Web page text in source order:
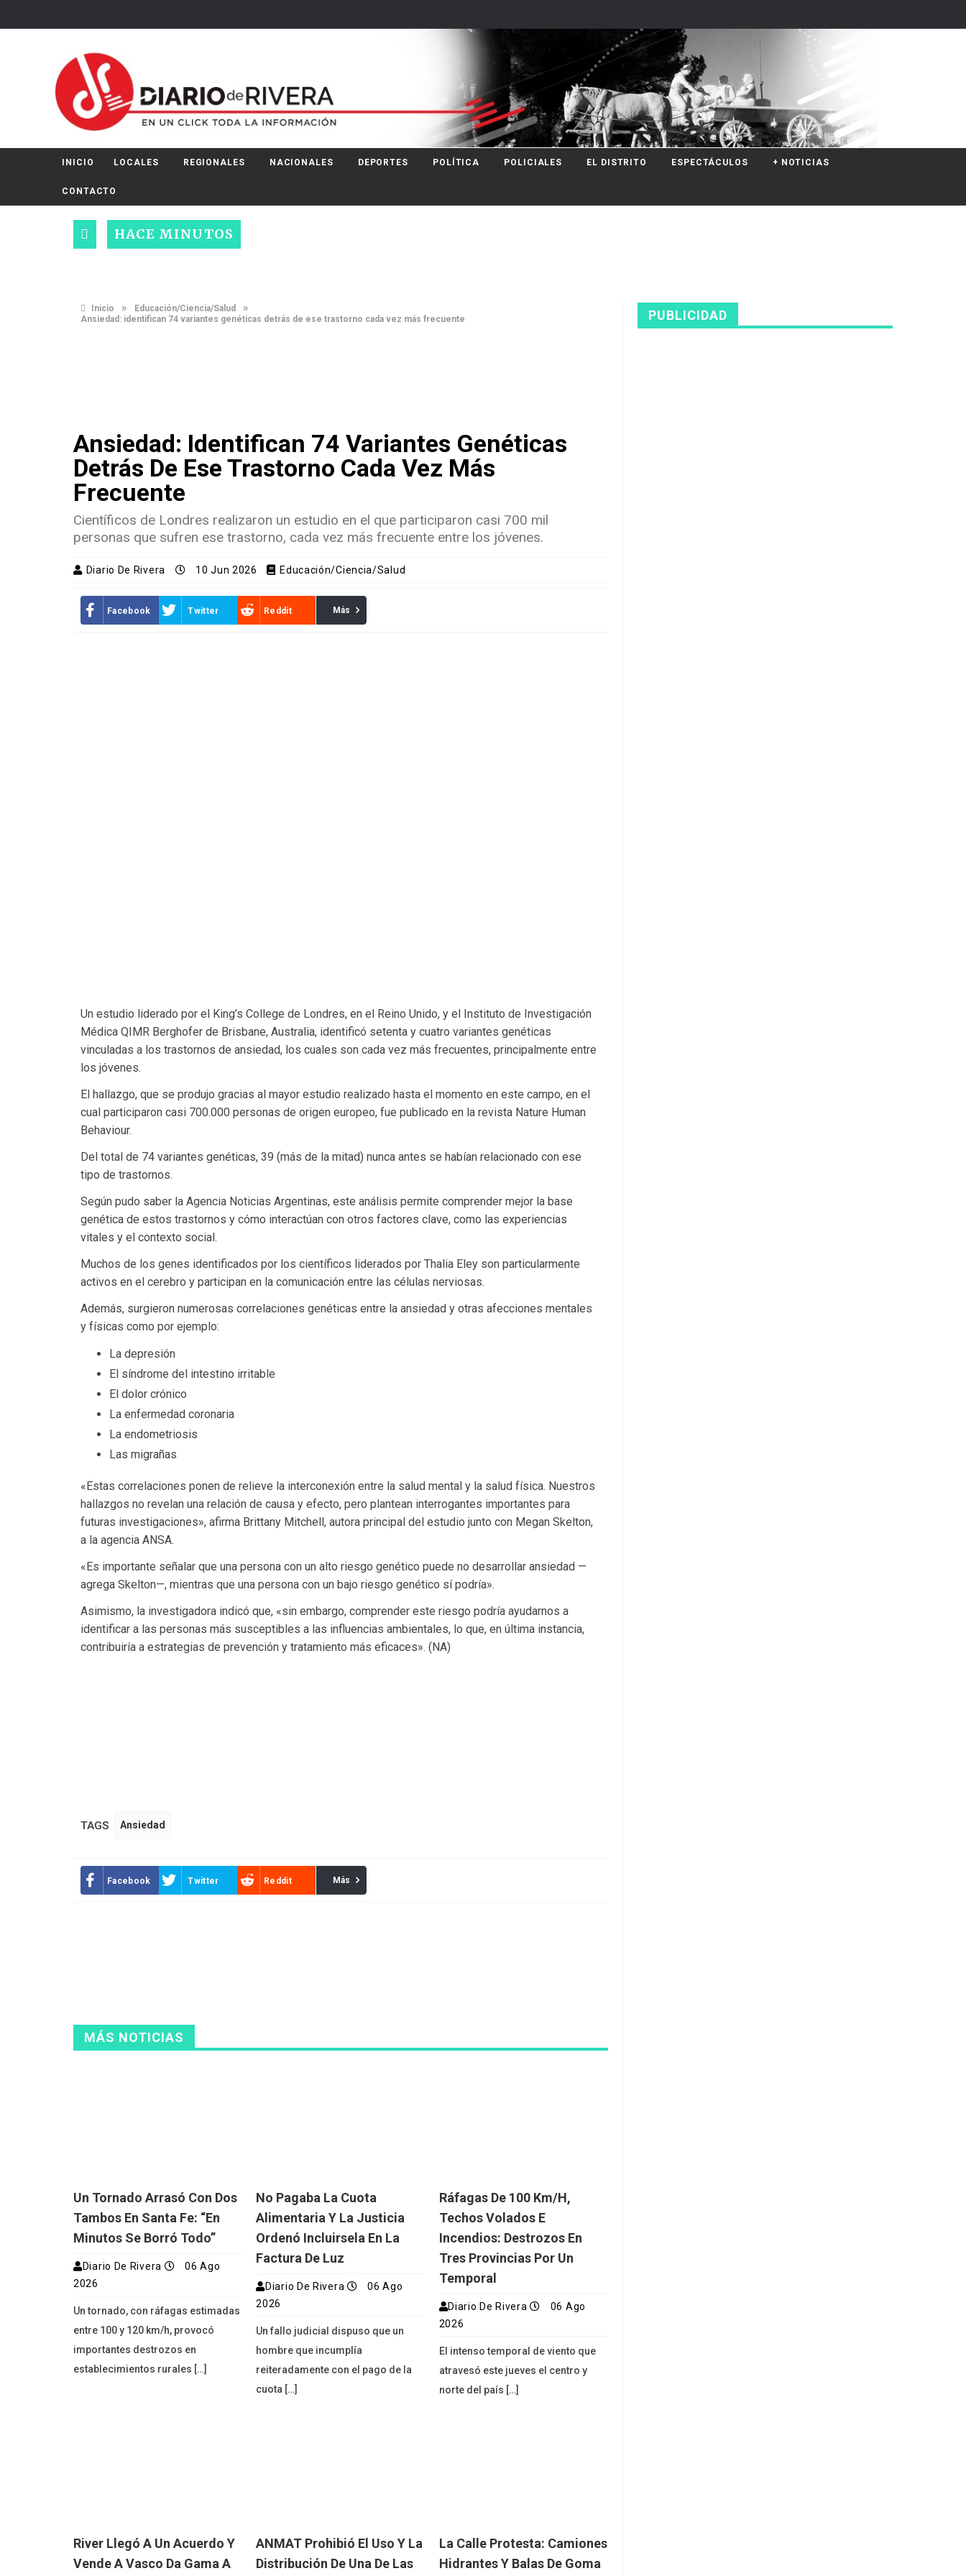
INICIO LOCALES REGIONALES NACIONALES DEPORTES POLÍTICA POLICIALES EL DISTRITO ESPECTÁCULOS + NOTICIAS
CONTACTO
HACE MINUTOS
Inicio » Educación/Ciencia/Salud »
Ansiedad: identifican 74 variantes genéticas detrás de ese trastorno cada vez más frecuente
Ansiedad: Identifican 74 Variantes Genéticas
Detrás De Ese Trastorno Cada Vez Más
Frecuente
Científicos de Londres realizaron un estudio en el que participaron casi 700 mil
personas que sufren ese trastorno, cada vez más frecuente entre los jóvenes.
Diario De Rivera 10 Jun 2026 Educación/Ciencia/Salud
Facebook Twitter Reddit Más
Un estudio liderado por el King’s College de Londres, en el Reino Unido, y el Instituto de Investigación
Médica QIMR Berghofer de Brisbane, Australia, identificó setenta y cuatro variantes genéticas
vinculadas a los trastornos de ansiedad, los cuales son cada vez más frecuentes, principalmente entre
los jóvenes.
El hallazgo, que se produjo gracias al mayor estudio realizado hasta el momento en este campo, en el
cual participaron casi 700.000 personas de origen europeo, fue publicado en la revista Nature Human
Behaviour.
Del total de 74 variantes genéticas, 39 (más de la mitad) nunca antes se habían relacionado con ese
tipo de trastornos.
Según pudo saber la Agencia Noticias Argentinas, este análisis permite comprender mejor la base
genética de estos trastornos y cómo interactúan con otros factores clave, como las experiencias
vitales y el contexto social.
Muchos de los genes identificados por los científicos liderados por Thalia Eley son particularmente
activos en el cerebro y participan en la comunicación entre las células nerviosas.
Además, surgieron numerosas correlaciones genéticas entre la ansiedad y otras afecciones mentales
y físicas como por ejemplo:
La depresión
El síndrome del intestino irritable
El dolor crónico
La enfermedad coronaria
La endometriosis
Las migrañas
«Estas correlaciones ponen de relieve la interconexión entre la salud mental y la salud física. Nuestros
hallazgos no revelan una relación de causa y efecto, pero plantean interrogantes importantes para
futuras investigaciones», afirma Brittany Mitchell, autora principal del estudio junto con Megan Skelton,
a la agencia ANSA.
«Es importante señalar que una persona con un alto riesgo genético puede no desarrollar ansiedad —
agrega Skelton—, mientras que una persona con un bajo riesgo genético sí podría».
Asimismo, la investigadora indicó que, «sin embargo, comprender este riesgo podría ayudarnos a
identificar a las personas más susceptibles a las influencias ambientales, lo que, en última instancia,
contribuiría a estrategias de prevención y tratamiento más eficaces». (NA)
TAGS Ansiedad
Facebook Twitter Reddit Más
MÁS NOTICIAS
Un Tornado Arrasó Con Dos
Tambos En Santa Fe: “En
Minutos Se Borró Todo”
Diario De Rivera
06 Ago
2026
Un tornado, con ráfagas estimadas
entre 100 y 120 km/h, provocó
importantes destrozos en
establecimientos rurales […]
No Pagaba La Cuota
Alimentaria Y La Justicia
Ordenó Incluirsela En La
Factura De Luz
Diario De Rivera
06 Ago
2026
Un fallo judicial dispuso que un
hombre que incumplía
reiteradamente con el pago de la
cuota […]
Ráfagas De 100 Km/h,
Techos Volados E
Incendios: Destrozos En
Tres Provincias Por Un
Temporal
Diario De Rivera
06 Ago
2026
El intenso temporal de viento que
atravesó este jueves el centro y
norte del país […]
River Llegó A Un Acuerdo Y
Vende A Vasco Da Gama A
ANMAT Prohibió El Uso Y La
Distribución De Una De Las
La Calle Protesta: Camiones
Hidrantes Y Balas De Goma
PUBLICIDAD